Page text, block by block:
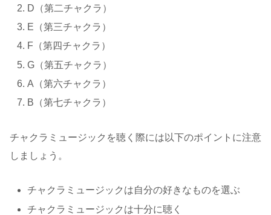
D（第二チャクラ）
E（第三チャクラ）
F（第四チャクラ）
G（第五チャクラ）
A（第六チャクラ）
B（第七チャクラ）
チャクラミュージックを聴く際には以下のポイントに注意
しましょう。
チャクラミュージックは自分の好きなものを選ぶ
チャクラミュージックは十分に聴く